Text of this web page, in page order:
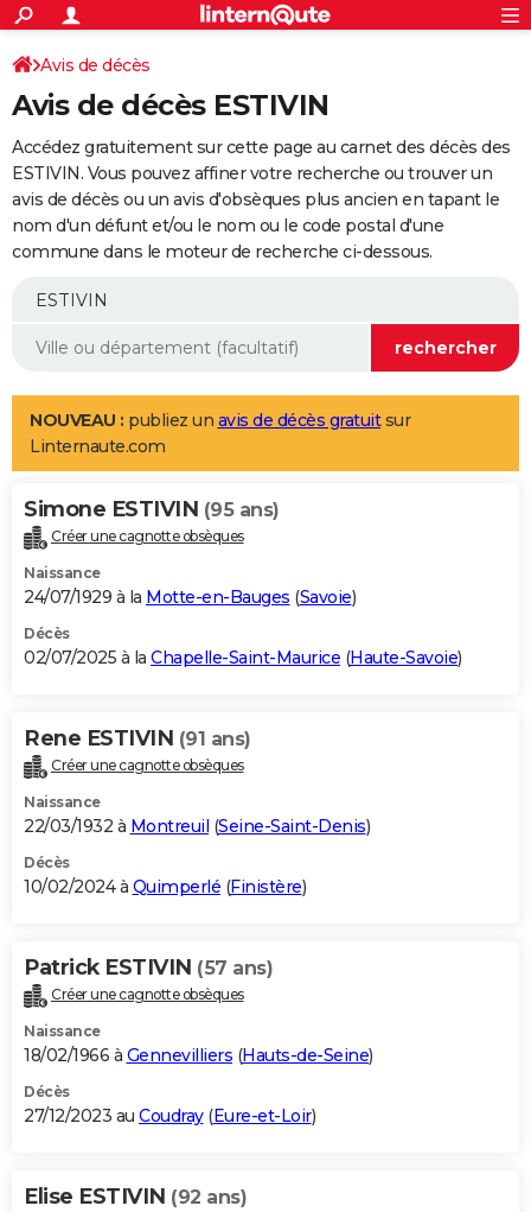
ACTUALITÉS
Politique
Société
Faits Divers
Education
Monde
Villes
+
SPORT
Coupe du monde 2026
Football
Tennis
Cyclisme
Rugby
Forum
Programme TV
TNT
Streaming
Cinéma
Sorties cinéma
Musique
+
FINANCE
Retraite
Epargne
Immobilier
Risques naturels par ville
Banque
Assurance
AUTO
Essais
Réserver un essai
Citadines
Berlines
SUV
Forum auto
+
Mobiles
Meilleur smartphone
Internet
Ordinateurs
Jeux vidéo
Guide high-tech
Aménagement intérieur
LIFESTYLE
Art de vivre
Bien-être
Loisirs
Mode
Modes de vie
Alimentation
Guide de la santé
Maladies
Médicaments
Sommeil
VOYAGE
Destinations
City break
Voyage nature
Voyage de noces
Forum
Climat
+PHOTO
GUIDES D'ACHAT
BONS PLANS
Carte de Noël
Carte Bonne année
Carte Saint-Valentin
Carte Pâques
Carte d'anniversaire
DICTIONNAIRE
Dictionnaire
Biographies
Citations
Expressions
Proverbes
PROGRAMME TV
S'inscrire
Se connecter
Lycées
Collèges
Primaires
Universités
Entreprises
Service militaire
Avis de recherche
AVIS DE DÉCÈS
Bricolage
Lifestyle
Culture
Sport
Auto
Television
Voyage
Cinema
Avis de décès
Avis de décès ESTIVIN
Accédez gratuitement sur cette page au carnet des décès des
ESTIVIN. Vous pouvez affiner votre recherche ou trouver un
avis de décès ou un avis d'obsèques plus ancien en tapant le
nom d'un défunt et/ou le nom ou le code postal d'une
commune dans le moteur de recherche ci-dessous.
NOUVEAU : publiez un avis de décès gratuitsur
Linternaute.com
Simone ESTIVIN (95 ans)
Créer une cagnotte obsèques
Naissance
24/07/1929 à la Motte-en-Bauges (Savoie)
Décès
02/07/2025 à la Chapelle-Saint-Maurice (Haute-Savoie)
Rene ESTIVIN (91 ans)
Créer une cagnotte obsèques
Naissance
22/03/1932 à Montreuil (Seine-Saint-Denis)
Décès
10/02/2024 à Quimperlé (Finistère)
Patrick ESTIVIN (57 ans)
Créer une cagnotte obsèques
Naissance
18/02/1966 à Gennevilliers (Hauts-de-Seine)
Décès
27/12/2023 au Coudray(Eure-et-Loir)
Elise ESTIVIN (92 ans)